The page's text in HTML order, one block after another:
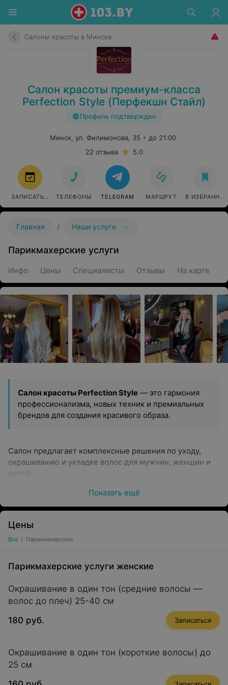
Салоны красоты в Минске
Салон красоты премиум-класса
Perfection Style (Перфекшн Стайл)
Профиль подтвержден
Минск, ул. Филимонова, 35
до 21:00
22 отзыва
5.0
ЗАПИСАТЬСЯ ТЕЛЕФОНЫ TELEGRAM МАРШРУТ В ИЗБРАННОЕ
Главная / Наши услуги
Парикмахерские услуги
Инфо Цены Специалисты Отзывы На карте
Салон красоты Perfection Style — это гармония
профессионализма, новых техник и премиальных
брендов для создания красивого образа.
Салон предлагает комплексные решения по уходу,
окрашиванию и укладке волос для мужчин, женщин и
детей.
Окрашивание и современные техники
Окрашивание Loreal, Wella
Качественное окрашивание с использованием
длины)
Процедура в один этап с укладкой для свежего
и гармоничного результата.
Современные техники окрашивания
Балаяж, омбре, шатуш, мелирование или
колорирование.
Техника, которая помогает скорректировать форму
лица, акцентируя внимание на его лучших чертах.
Укладка и прически
Показать ещё
Цены
Все / Парикмахерские
Парикмахерские услуги женские
Окрашивание в один тон (средние волосы —
волос до плеч) 25-40 см
180 руб.
Записаться
Окрашивание в один тон (короткие волосы) до
25 см